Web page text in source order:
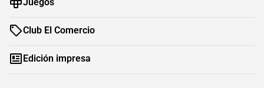
Club El Comercio
Edición impresa